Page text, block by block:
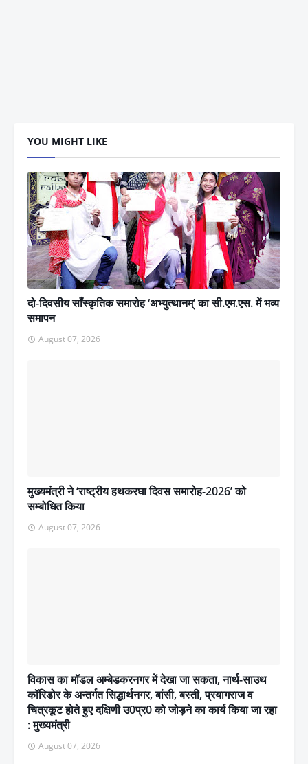
YOU MIGHT LIKE
दो-दिवसीय साँस्कृतिक समारोह ‘अभ्युत्थानम्’ का सी.एम.एस. में भव्य
समापन
August 07, 2026
मुख्यमंत्री ने ‘राष्ट्रीय हथकरघा दिवस समारोह-2026’ को
सम्बोधित किया
August 07, 2026
विकास का मॉडल अम्बेडकरनगर में देखा जा सकता, नार्थ-साउथ
कॉरिडोर के अन्तर्गत सिद्धार्थनगर, बांसी, बस्ती, प्रयागराज व
चित्रकूट होते हुए दक्षिणी उ0प्र0 को जोड़ने का कार्य किया जा रहा
: मुख्यमंत्री
August 07, 2026